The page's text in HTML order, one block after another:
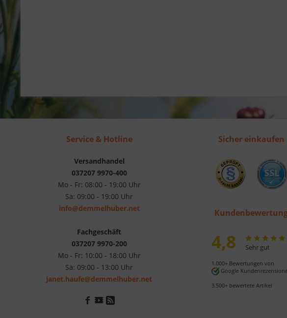
Service & Hotline
Versandhandel
037207 9970-400
Mo - Fr: 08:00 - 19:00 Uhr
Sa: 09:00 - 19:00 Uhr
info@demmelhuber.net
Fachgeschäft
037207 9970-200
Mo - Fr: 10:00 - 18:00 Uhr
Sa: 09:00 - 13:00 Uhr
janet.haufe@demmelhuber.net
Sicher einkaufen
4,8 Sehr gut
1.000+ Bewertungen von
Google
3.500+ bewertete Artikel